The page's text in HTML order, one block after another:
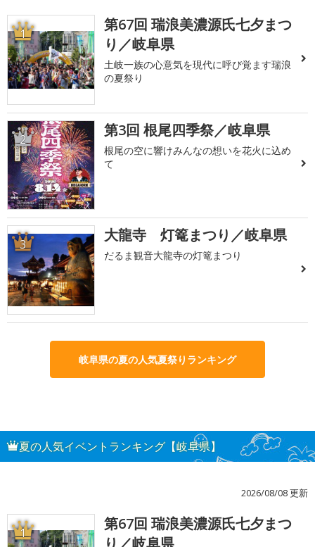
1
第67回 瑞浪美濃源氏七夕まつ
り／岐阜県
土岐一族の心意気を現代に呼び覚ます瑞浪
の夏祭り
2 第3回 根尾四季祭／岐阜県
根尾の空に響けみんなの想いを花火に込め
て
3 大龍寺 灯篭まつり／岐阜県
だるま観音大龍寺の灯篭まつり
岐阜県の夏の人気夏祭りランキング
夏の人気イベントランキング【岐阜県】
2026/08/08 更新
1
第67回 瑞浪美濃源氏七夕まつ